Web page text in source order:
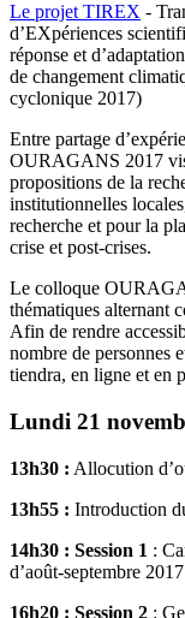
Le projet TIREX -
d’EXpériences
réponse et
de changement
cyclonique 2017)
Entre partage
OURAGANS 2017
propositions de la
institutionnelles
recherche et pour la
crise et post-crises.
Le colloque
thématiques alternant
Afin de rendre
nombre de personnes
tiendra, en ligne et en
Lundi 21
13h30 : Allocution
13h55 : Introduction
14h30 : Session 1 :
d’août-septembre
16h20 : Session 2 :